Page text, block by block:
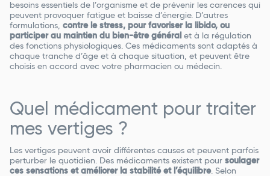
besoins essentiels de l’organisme et de prévenir les carences qui
peuvent provoquer fatigue et baisse d’énergie. D’autres
formulations, contre le stress, pour favoriser la libido, ou
participer au maintien du bien-être général et à la régulation
des fonctions physiologiques. Ces médicaments sont adaptés à
chaque tranche d’âge et à chaque situation, et peuvent être
choisis en accord avec votre pharmacien ou médecin.
Quel médicament pour traiter
mes vertiges ?
Les vertiges peuvent avoir différentes causes et peuvent parfois
perturber le quotidien. Des médicaments existent pour soulager
ces sensations et améliorer la stabilité et l’équilibre. Selon